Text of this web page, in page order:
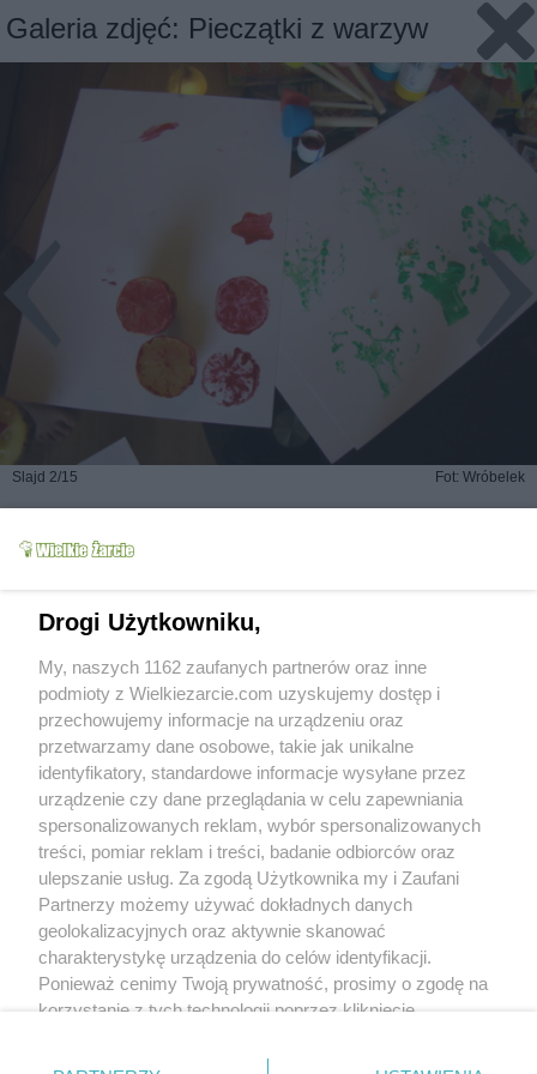
Galeria zdjęć: Pieczątki z warzyw
Slajd 2/15 Fot: Wróbelek
Drogi Użytkowniku,
My, naszych 1162 zaufanych partnerów oraz inne
podmioty z Wielkiezarcie.com uzyskujemy dostęp i
przechowujemy informacje na urządzeniu oraz
przetwarzamy dane osobowe, takie jak unikalne
identyfikatory, standardowe informacje wysyłane przez
urządzenie czy dane przeglądania w celu zapewniania
spersonalizowanych reklam, wybór spersonalizowanych
treści, pomiar reklam i treści, badanie odbiorców oraz
ulepszanie usług. Za zgodą Użytkownika my i Zaufani
Partnerzy możemy używać dokładnych danych
geolokalizacyjnych oraz aktywnie skanować
charakterystykę urządzenia do celów identyfikacji.
Ponieważ cenimy Twoją prywatność, prosimy o zgodę na
korzystanie z tych technologii poprzez kliknięcie
zmienić/wycofać klikając przycisk ustawień prywatności